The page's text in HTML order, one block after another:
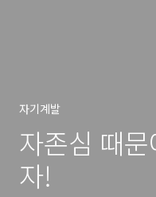
자기계발
자존심 때
자!